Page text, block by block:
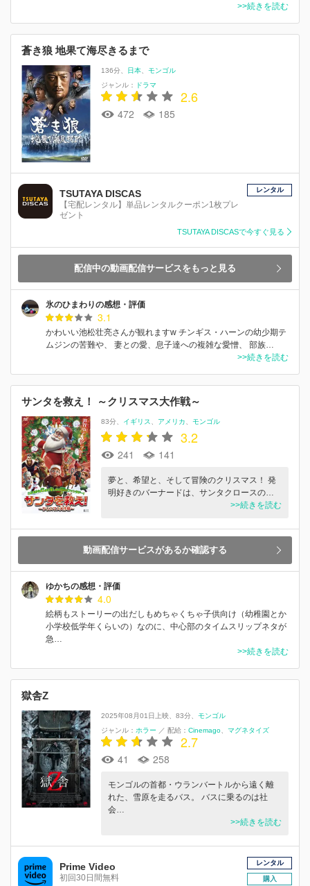
>>続きを読む
蒼き狼 地果て海尽きるまで
136分 日本
モンゴル
ジャンル：
ドラマ
2.6
472 185
TSUTAYA DISCAS
【宅配レンタル】単品レンタルクーポン1枚プレ
ゼント
レンタル
TSUTAYA DISCASで今すぐ見る
配信中の動画配信サービスをもっと見る
氷のひまわりの感想・評価
3.1
かわいい池松壮亮さんが観れますw チンギス・ハーンの幼少期テ
ムジンの苦難や、 妻との愛、息子達への複雑な愛憎、 部族…
>>続きを読む
サンタを救え！ ～クリスマス大作戦～
83分 イギリス アメリカ モンゴル
3.2
241 141
夢と、希望と、そして冒険のクリスマス！ 発
明好きのバーナードは、サンタクロースの…
>>続きを読む
動画配信サービスがあるか確認する
ゆかちの感想・評価
4.0
絵柄もストーリーの出だしもめちゃくちゃ子供向け（幼稚園とか
小学校低学年くらいの）なのに、中心部のタイムスリップネタが
急…
>>続きを読む
獄舎Z
2025年08月01日上映 83分
モンゴル
ジャンル： ホラー ／ 配給： Cinemago マグネタイズ
2.7
41 258
モンゴルの首都・ウランバートルから遠く離
れた、雪原を走るバス。 バスに乗るのは社
会…
>>続きを読む
Prime Video
初回30日間無料
レンタル
購入